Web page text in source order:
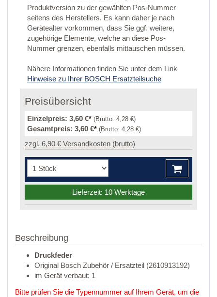
Produktversion zu der gewählten Pos-Nummer
seitens des Herstellers. Es kann daher je nach
Gerätealter vorkommen, dass Sie ggf. weitere,
zugehörige Elemente, welche an diese Pos-
Nummer grenzen, ebenfalls mittauschen müssen.
Nähere Informationen finden Sie unter dem Link
Hinweise zu Ihrer BOSCH Ersatzteilsuche
Preisübersicht
Einzelpreis: 3,60 €* (Brutto: 4,28 €)
Gesamtpreis: 3,60 €* (Brutto: 4,28 €)
zzgl. 6,90 € Versandkosten (brutto)
Lieferzeit: 10 Werktage
Beschreibung
Druckfeder
Original Bosch Zubehör / Ersatzteil (2610913192)
im Gerät verbaut: 1
Bitte prüfen Sie die Typennummer auf Ihrem Gerät, um die